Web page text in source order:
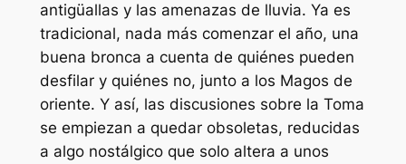
antigüallas y las amenazas de lluvia. Ya es
tradicional, nada más comenzar el año, una
buena bronca a cuenta de quiénes pueden
desfilar y quiénes no, junto a los Magos de
oriente. Y así, las discusiones sobre la Toma
se empiezan a quedar obsoletas, reducidas
a algo nostálgico que solo altera a unos